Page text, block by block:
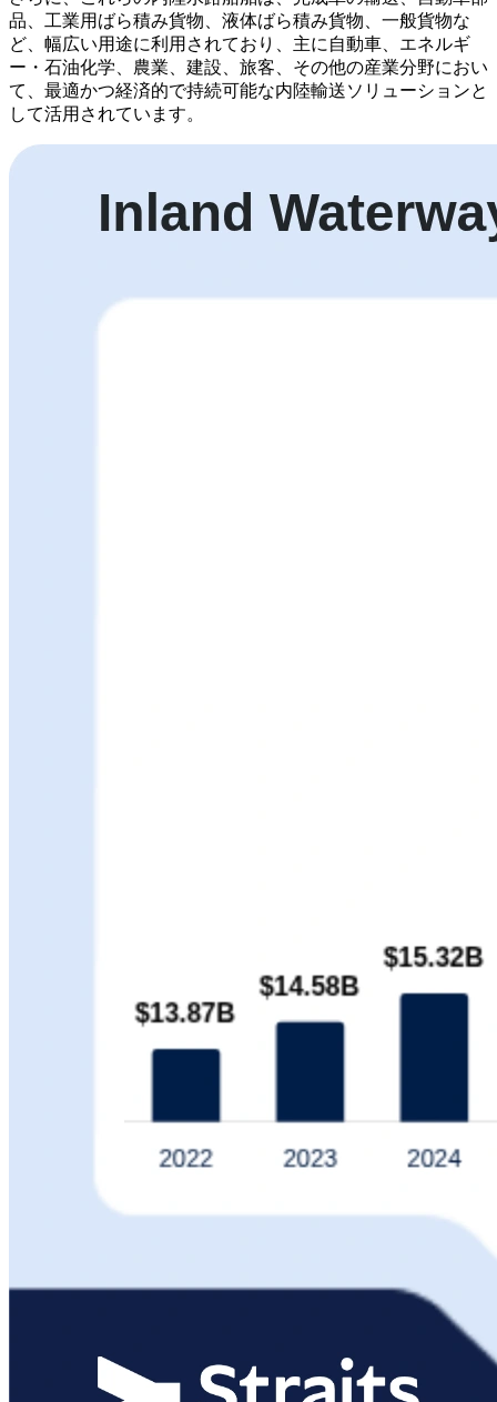
品、工業用ばら積み貨物、液体ばら積み貨物、一般貨物な
ど、幅広い用途に利用されており、主に自動車、エネルギ
ー・石油化学、農業、建設、旅客、その他の産業分野におい
て、最適かつ経済的で持続可能な内陸輸送ソリューションと
して活用されています。